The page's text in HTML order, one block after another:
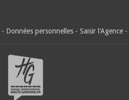
- Données personnelles - Saisir l'Agence -